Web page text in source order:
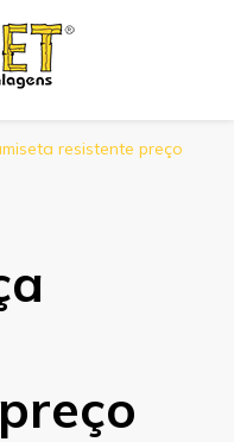
resistente preço